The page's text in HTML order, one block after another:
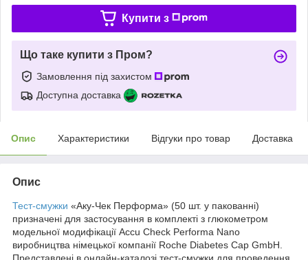
Купити з
Що таке купити з Пром?
Замовлення під захистом
Доступна доставка
Опис Характеристики Відгуки про товар Доставка
Опис
Тест-смужки «Аку-Чек Перформа» (50 шт. у пакованні)
призначені для застосування в комплекті з глюкометром
модельної модифікації Accu Cheсk Performa Nano
виробництва німецької компанії Roche Diabetes Cap GmbH.
Представлені в онлайн-каталозі тест-смужки для проведення